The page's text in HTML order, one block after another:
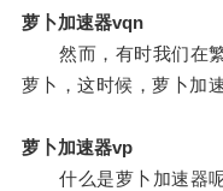
萝卜加速器vqn
然而，有时我们在繁
萝卜，这时候，萝卜加
萝卜加速器vp
什么是萝卜加速器呢